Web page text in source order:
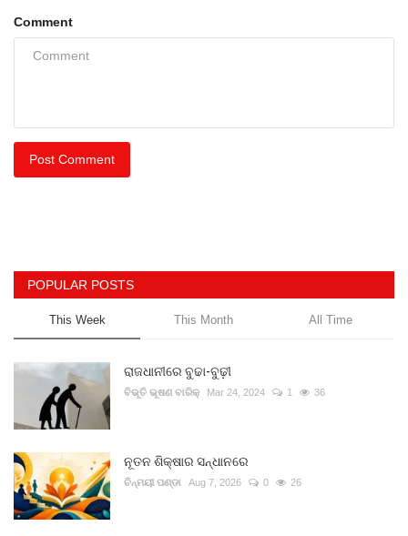
Comment
Post Comment
POPULAR POSTS
This Week This Month All Time
ରାଜଧାନୀରେ ବୁଢା-ବୁଢ଼ୀ
ବିଭୂତି ଭୂଷଣ ବାରିକ୍ Mar 24, 2024 1 36
ନୂତନ ଶିକ୍ଷାର ସନ୍ଧାନରେ
ଚିନ୍ମୟୀ ପଣ୍ଡା Aug 7, 2026 0 26